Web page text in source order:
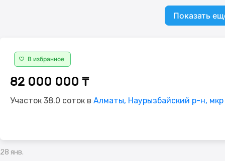
Показать
В избранное
82 000 000 ₸
Участок 38.0 соток в Алматы, Наурызбайский р-н,
28 янв.